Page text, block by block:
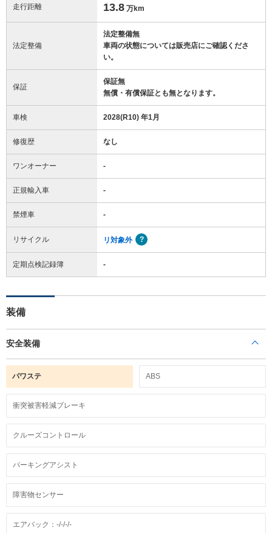
走行距離 13.8 万km
法定整備
法定整備無
車両の状態については販売店にご確認くださ
い。
保証
保証無
無償・有償保証とも無となります。
車検 2028(R10) 年1月
修復歴 なし
ワンオーナー -
正規輸入車 -
禁煙車 -
リサイクル リ対象外
定期点検記録簿 -
装備
安全装備
パワステ ABS
衝突被害軽減ブレーキ
クルーズコントロール
パーキングアシスト
障害物センサー
エアバック：-/-/-/-